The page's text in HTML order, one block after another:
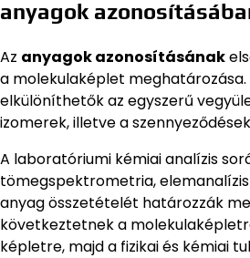
anyagok
Az anyagok azonosításának
a molekulaképlet meghatározása.
elkülöníthetők az egyszerű
izomerek, illetve a
A laboratóriumi kémiai analízis
tömegspektrometria,
anyag összetételét határozzák
következtetnek a
képletre, majd a fizikai és kémiai